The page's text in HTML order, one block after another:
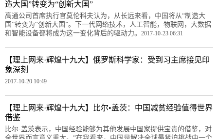
造大国”转变为“创新大国”
高通公司首席执行官莫伦科夫认为，从长远来看，中国将从“制造大
国”转变为“创新大国”。下一代网络技术，人工智能，物联网，大数据
和智能设备都将成为这一变化背后的驱动力。 2017-10-23 06:31
【理上网来·辉煌十九大】俄罗斯科学家：受到习主席接见印
象深刻
2017-10-20 10:49
【理上网来·辉煌十九大】比尔•盖茨：中国减贫经验值得世界
借鉴
比尔·盖茨表示，中国经验能够为其他发展中国家提供宝贵的借鉴，对
全世界而言意义重大。“在我看来，中国是解决全球最紧迫挑战中一个